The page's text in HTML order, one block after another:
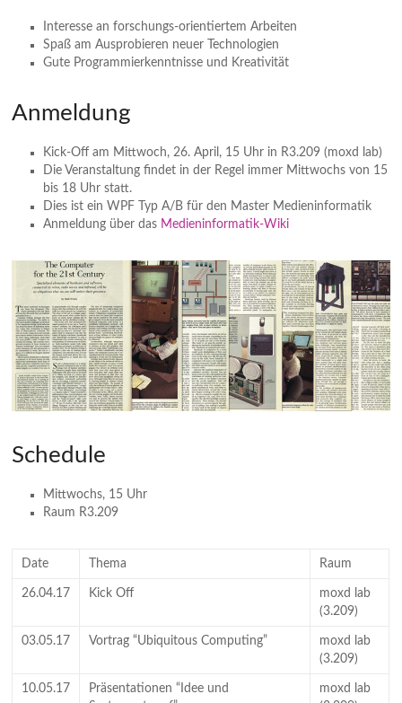
Interesse an forschungs-orientiertem Arbeiten
Spaß am Ausprobieren neuer Technologien
Gute Programmierkenntnisse und Kreativität
Anmeldung
Kick-Off am Mittwoch, 26. April, 15 Uhr in R3.209 (moxd lab)
Die Veranstaltung findet in der Regel immer Mittwochs von 15
bis 18 Uhr statt.
Dies ist ein WPF Typ A/B für den Master Medieninformatik
Anmeldung über das Medieninformatik-Wiki
Schedule
Mittwochs, 15 Uhr
Raum R3.209
Date Thema Raum
26.04.17 Kick Off
moxd lab
(3.209)
03.05.17 Vortrag “Ubiquitous Computing”
moxd lab
(3.209)
10.05.17
Präsentationen “Idee und
moxd lab